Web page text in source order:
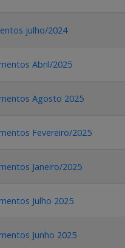
julho/2024
Abril/2025
Agosto 2025
Fevereiro/2025
Janeiro/2025
Julho 2025
Junho 2025